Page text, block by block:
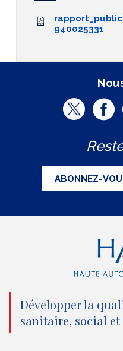
940025331
T
i
t
t
e
n
o
u
c
e
(
ABONNEZ-
Développer la
sanitaire, social